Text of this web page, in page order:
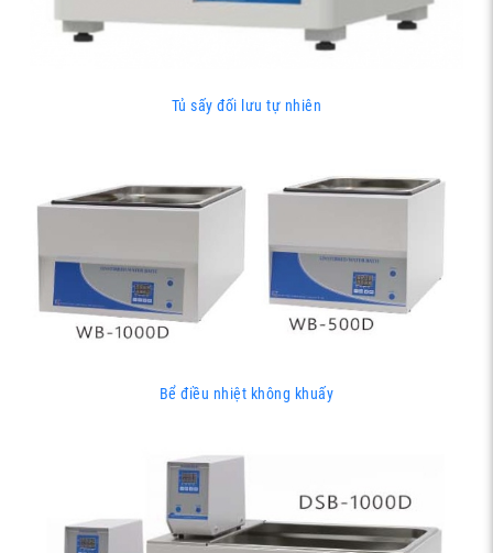
Tủ sấy đối lưu tự nhiên
Bể điều nhiệt không khuấy